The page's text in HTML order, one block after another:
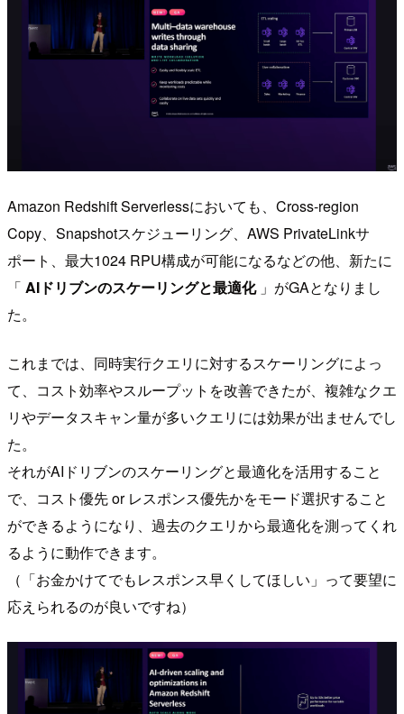
Amazon Redshift Serverlessにおいても、Cross-region
Copy、Snapshotスケジューリング、AWS PrivateLinkサ
ポート、最大1024 RPU構成が可能になるなどの他、新たに
「 AIドリブンのスケーリングと最適化」がGAとなりまし
た。
これまでは、同時実行クエリに対するスケーリングによっ
て、コスト効率やスループットを改善できたが、複雑なクエ
リやデータスキャン量が多いクエリには効果が出ませんでし
た。
それがAIドリブンのスケーリングと最適化を活用すること
で、コスト優先 or レスポンス優先かをモード選択すること
ができるようになり、過去のクエリから最適化を測ってくれ
るように動作できます。
（「お金かけてでもレスポンス早くしてほしい」って要望に
応えられるのが良いですね）